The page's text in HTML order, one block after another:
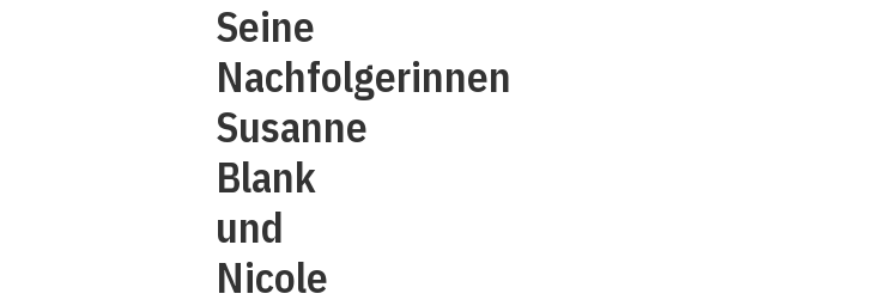
Seine
Nachfolgerinnen
Susanne
Blank
und
Nicole